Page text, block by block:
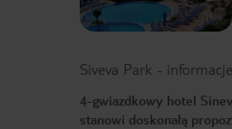
Siveva Park - informacje
4-gwiazdkowy hotel
stanowi doskonałą